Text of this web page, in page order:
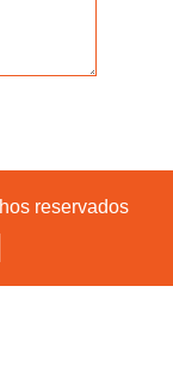
reservados